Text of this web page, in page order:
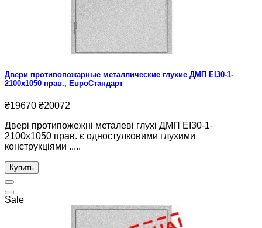
Двери противопожарные металлические глухие ДМП ЕІ30-1-
2100х1050 прав., ЕвроСтандарт
₴19670 ₴20072
Двері протипожежні металеві глухі ДМП ЕІ30-1-
2100х1050 прав. є одностулковими глухими
конструкціями .....
Купить
Sale